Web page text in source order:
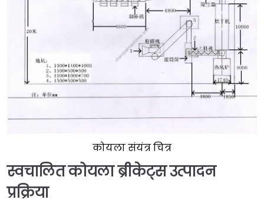
कोयला संयंत्र चित्र
स्वचालित कोयला ब्रीकेट्स उत्पादन
प्रक्रिया